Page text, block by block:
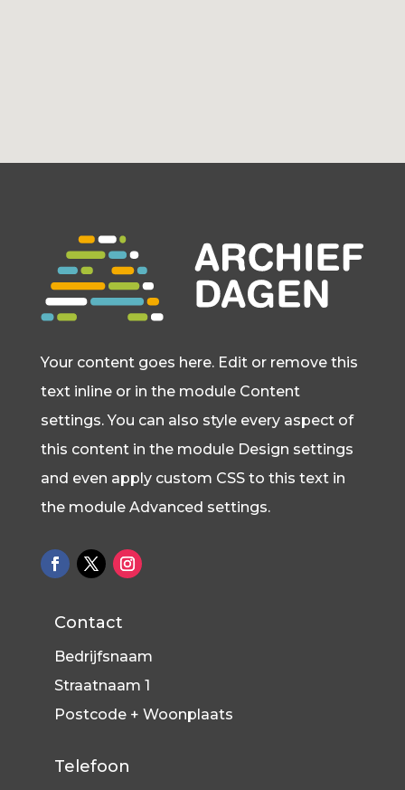
Your content goes here. Edit or remove this
text inline or in the module Content
settings. You can also style every aspect of
this content in the module Design settings
and even apply custom CSS to this text in
the module Advanced settings.
Contact
Bedrijfsnaam
Straatnaam 1
Postcode + Woonplaats
Telefoon